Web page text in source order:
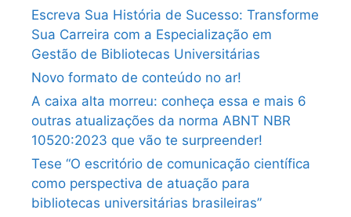
Escreva Sua História de Sucesso: Transforme
Sua Carreira com a Especialização em
Gestão de Bibliotecas Universitárias
Novo formato de conteúdo no ar!
A caixa alta morreu: conheça essa e mais 6
outras atualizações da norma ABNT NBR
10520:2023 que vão te surpreender!
Tese “O escritório de comunicação científica
como perspectiva de atuação para
bibliotecas universitárias brasileiras”